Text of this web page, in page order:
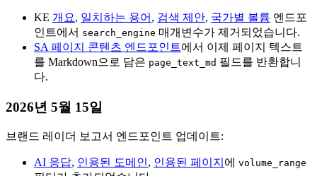
KE 개요, 일치하는 용어 , 검색 제안, 국가별 볼륨 엔드포
인트에서 search_engine 매개변수가 제거되었습니다.
SA 페이지 콘텐츠 엔드포인트에서 이제 페이지 텍스트
를 Markdown으로 담은 page_text_md 필드를 반환합니
다.
2026년 5월 15일
브랜드 레이더 보고서 엔드포인트 업데이트:
AI 응답, 인용된 도메인, 인용된 페이지 에 volume_range